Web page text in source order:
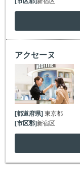
アクセーヌ
[都道府県] 東京都
[市区郡]新宿区